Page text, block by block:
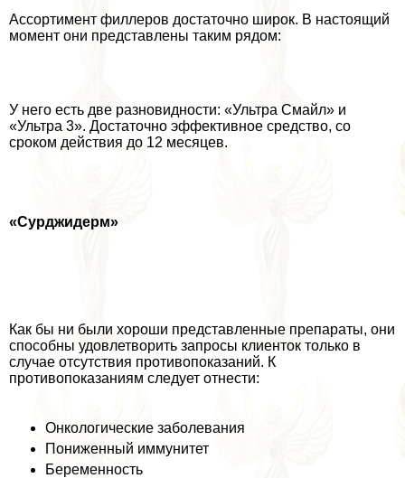
Ассортимент филлеров достаточно широк. В настоящий
момент они представлены таким рядом:
У него есть две разновидности: «Ультра Смайл» и
«Ультра 3». Достаточно эффективное средство, со
сроком действия до 12 месяцев.
«Сурджидерм»
Как бы ни были хороши представленные препараты, они
способны удовлетворить запросы клиенток только в
случае отсутствия противопоказаний. К
противопоказаниям следует отнести:
Онкологические заболевания
Пониженный иммунитет
Беременность